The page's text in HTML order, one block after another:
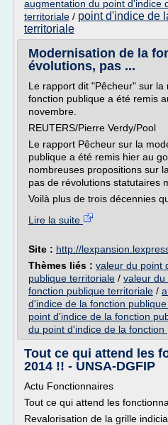
augmentation du point d'indice
territoriale / point d'indice de
territoriale
Modernisation de la
évolutions, pas ...
Le rapport dit "Pêcheur" sur la
fonction publique a été remis
novembre.
REUTERS/Pierre Verdy/Pool
Le rapport Pêcheur sur la
publique a été remis hier au
nombreuses propositions sur
pas de révolutions statutaires
Voilà plus de trois décennies
Lire la suite
Site : http://
Thèmes liés : valeur du point
publique territoriale / valeur du
fonction publique territoriale /
d'indice de la fonction
point d'indice de la fonction
du point d'indice de la fonction
Tout ce qui attend les
2014 !! - UNSA-DGFIP
Actu Fonctionnaires
Tout ce qui attend les
Revalorisation de la grille